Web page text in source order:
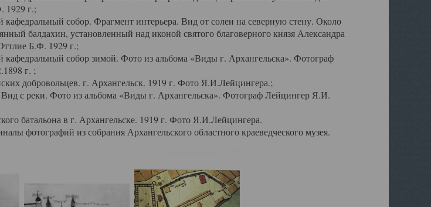
1929 г.;
собор. Фрагмент интерьера. Вид от солеи на северную стену. Около
балдахин, установленный над иконой святого благоверного князя Александра
Б.Ф. 1929 г.;
собор зимой. Фото из альбома «Виды г. Архангельска». Фотограф
г. ;
добровольцев. г. Архангельск. 1919 г. Фото Я.И.Лейцингера.;
с реки. Фото из альбома «Виды г. Архангельска». Фотограф Лейцингер Я.И.
батальона в г. Архангельске. 1919 г. Фото Я.И.Лейцингера.
фотографий из собрания Архангельского областного краеведческого музея.